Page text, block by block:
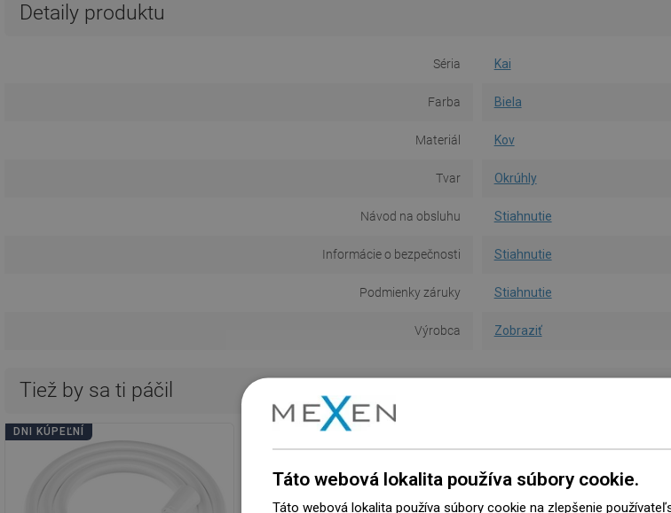
Detaily produktu
Séria Kai
Farba Biela
Materiál Kov
Tvar Okrúhly
Návod na obsluhu Stiahnutie
Informácie o bezpečnosti Stiahnutie
Podmienky záruky Stiahnutie
Výrobca Zobraziť
Tiež by sa ti páčil
DNI KÚPEĽNÍ DNI KÚPEĽNÍ
Táto webová lokalita používa súbory cookie.
Táto webová lokalita používa súbory cookie na zlepšenie